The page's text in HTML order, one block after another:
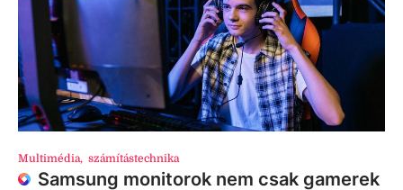
Multimédia, számítástechnika
Samsung monitorok nem csak gamerek